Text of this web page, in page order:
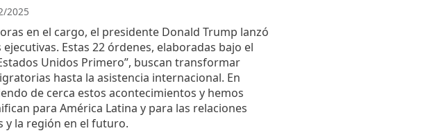
2025
en el cargo, el presidente Donald Trump lanzó
Estas 22 órdenes, elaboradas bajo el
Unidos Primero”, buscan transformar
hasta la asistencia internacional. En
de cerca estos acontecimientos y hemos
para América Latina y para las relaciones
y la región en el futuro.